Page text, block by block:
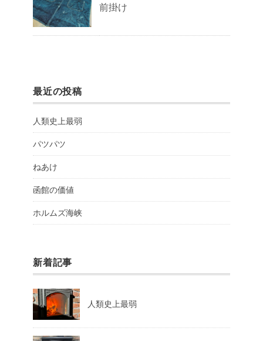
前掛け
最近の投稿
人類史上最弱
パツパツ
ねあけ
函館の価値
ホルムズ海峡
新着記事
人類史上最弱